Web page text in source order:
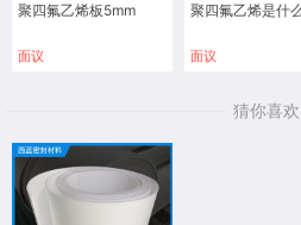
聚四氟乙烯板5mm
面议
聚四氟乙烯是什
面议
猜你喜欢